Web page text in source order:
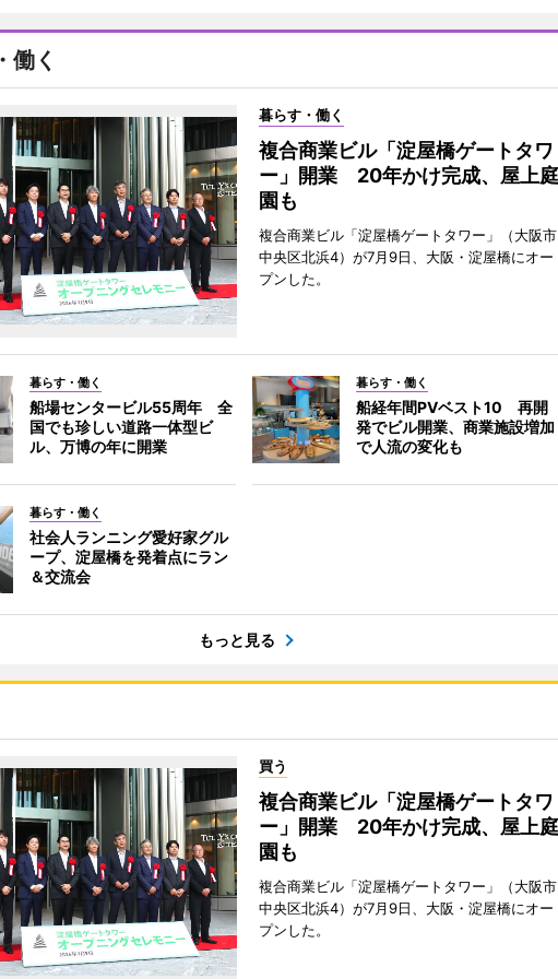
働く
暮らす・働く
複合商業ビル「淀屋橋ゲートタワ
ー」開業 20年かけ完成、屋上庭
園も
複合商業ビル「淀屋橋ゲートタワー」（大阪市
中央区北浜4）が7月9日、大阪・淀屋橋にオー
プンした。
暮らす・働く
船場センタービル55周年 全
国でも珍しい道路一体型ビ
ル、万博の年に開業
暮らす・働く
船経年間PVベスト10 再開
発でビル開業、商業施設増加
で人流の変化も
暮らす・働く
社会人ランニング愛好家グル
ープ、淀屋橋を発着点にラン
＆交流会
もっと見る
買う
複合商業ビル「淀屋橋ゲートタワ
ー」開業 20年かけ完成、屋上庭
園も
複合商業ビル「淀屋橋ゲートタワー」（大阪市
中央区北浜4）が7月9日、大阪・淀屋橋にオー
プンした。